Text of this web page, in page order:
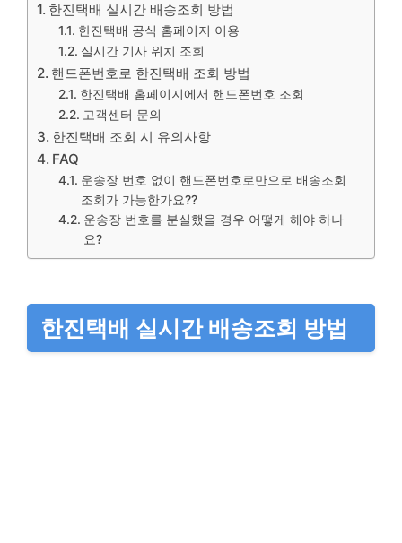
한진택배 실시간 배송조회 방법
한진택배 공식 홈페이지 이용
실시간 기사 위치 조회
핸드폰번호로 한진택배 조회 방법
한진택배 홈페이지에서 핸드폰번호 조회
고객센터 문의
한진택배 조회 시 유의사항
FAQ
운송장 번호 없이 핸드폰번호로만으로 배송조회
조회가 가능한가요??
운송장 번호를 분실했을 경우 어떻게 해야 하나
요?
한진택배 실시간 배송조회 방법